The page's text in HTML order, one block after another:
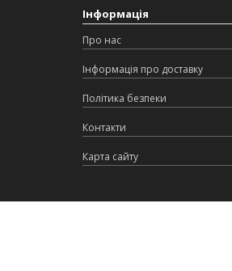
Інформація
Про нас
Інформація про доставку
Політика безпеки
Контакти
Карта сайту